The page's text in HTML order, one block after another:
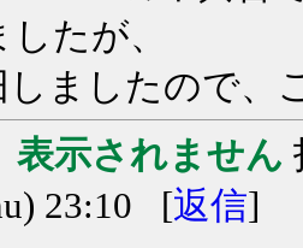
たが、
しましたので、
表示されません
23:10 [返信]